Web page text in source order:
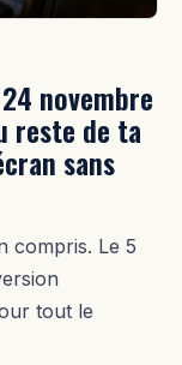
novembre
reste de ta
sans
compris. Le 5
tout le